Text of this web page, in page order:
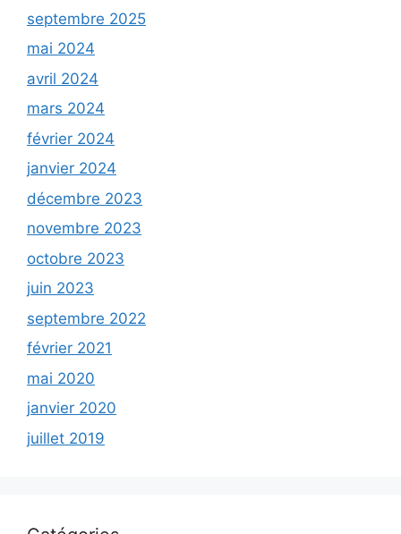
septembre 2025
mai 2024
avril 2024
mars 2024
février 2024
janvier 2024
décembre 2023
novembre 2023
octobre 2023
juin 2023
septembre 2022
février 2021
mai 2020
janvier 2020
juillet 2019